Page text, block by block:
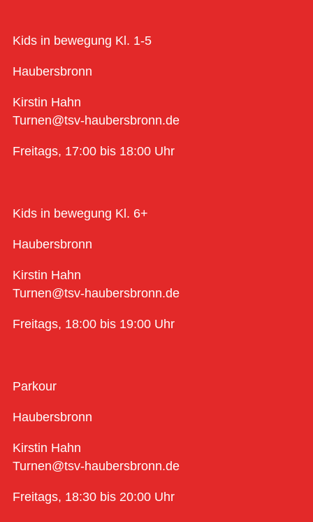
Kids in bewegung Kl. 1-5
Haubersbronn
Kirstin Hahn
Turnen@tsv-haubersbronn.de
Freitags, 17:00 bis 18:00 Uhr
Kids in bewegung Kl. 6+
Haubersbronn
Kirstin Hahn
Turnen@tsv-haubersbronn.de
Freitags, 18:00 bis 19:00 Uhr
Parkour
Haubersbronn
Kirstin Hahn
Turnen@tsv-haubersbronn.de
Freitags, 18:30 bis 20:00 Uhr